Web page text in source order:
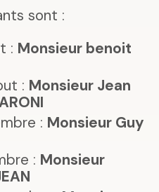
sont :
: Monsieur benoit
: Monsieur Jean
: Monsieur Guy
: Monsieur